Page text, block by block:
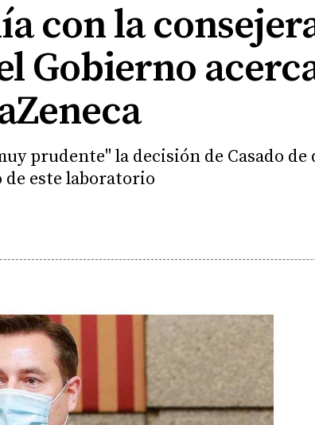
con la
Gobierno
prudente" la decisión de Casado
este laboratorio